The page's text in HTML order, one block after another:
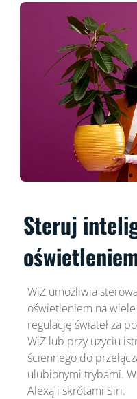
Steruj
WiZ umożliwia
oświetleniem na
regulację świateł za
WiZ lub przy użyciu
ściennego do
ulubionymi trybami.
Alexą i skrótami Siri.